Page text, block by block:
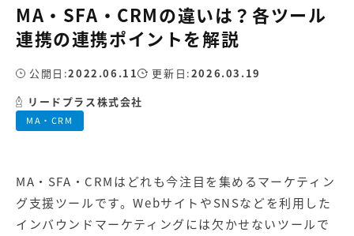
広告プロモーション
MA/CRM/SFA導入・運用
Web制作
マーケティングコンサルティング
Leadplus One
ボード
マーケティングサービスの製品
MA・SFA・CRMの違いは？各ツール
連携の連携ポイントを解説
MA・CRM
公開日:2022.06.11 更新日:2026.03.19
リードプラス株式会社
MA・SFA・CRMはどれも今注目を集めるマーケティン
グ支援ツールです。WebサイトやSNSなどを利用した
インバウンドマーケティングには欠かせないツールで